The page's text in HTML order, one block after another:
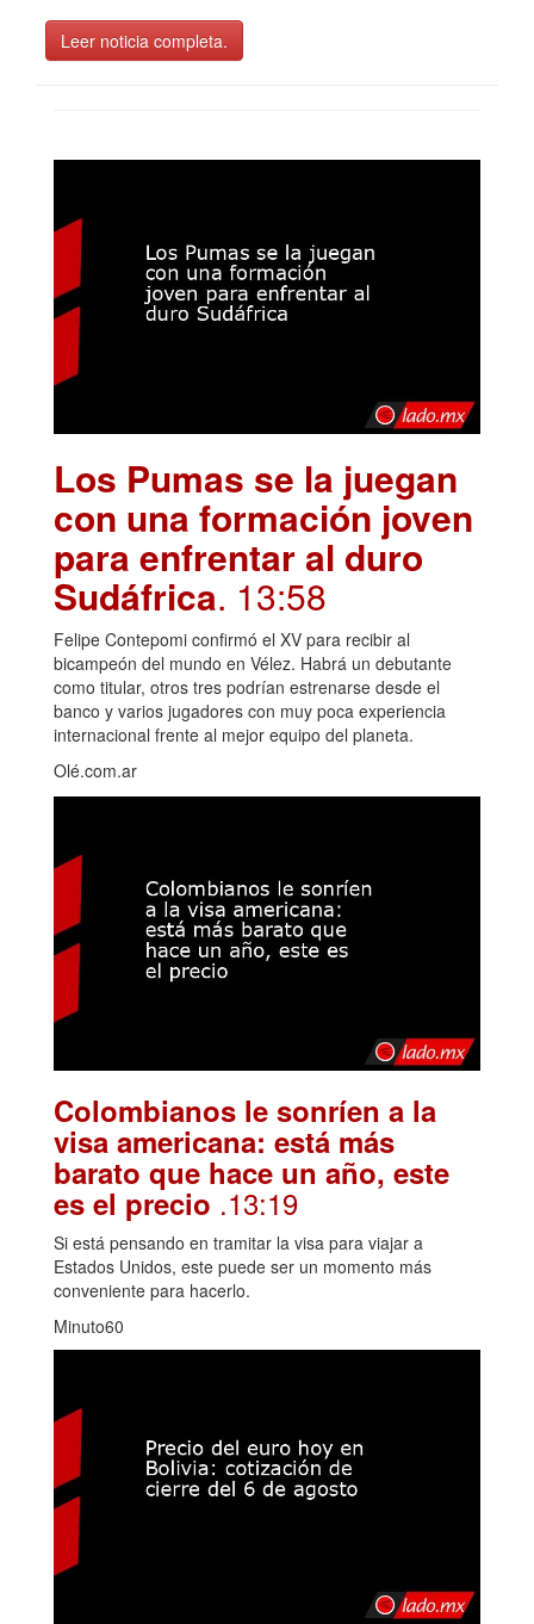
Leer noticia completa.
Los Pumas se la juegan
con una formación joven
para enfrentar al duro
Sudáfrica. 13:58
Felipe Contepomi confirmó el XV para recibir al
bicampeón del mundo en Vélez. Habrá un debutante
como titular, otros tres podrían estrenarse desde el
banco y varios jugadores con muy poca experiencia
internacional frente al mejor equipo del planeta.
Olé.com.ar
Colombianos le sonríen a la
visa americana: está más
barato que hace un año, este
es el precio .13:19
Si está pensando en tramitar la visa para viajar a
Estados Unidos, este puede ser un momento más
conveniente para hacerlo.
Minuto60